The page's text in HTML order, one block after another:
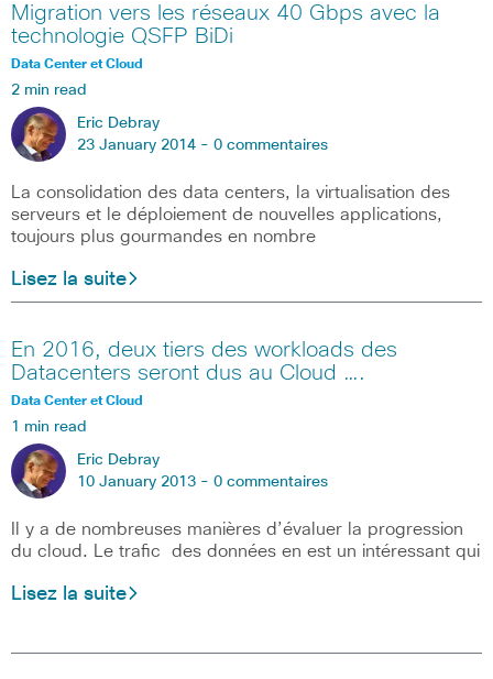
Migration vers les réseaux 40 Gbps avec la
technologie QSFP BiDi
Data Center et Cloud
2 min read
Eric Debray
23 January 2014 - 0 commentaires
La consolidation des data centers, la virtualisation des
serveurs et le déploiement de nouvelles applications,
toujours plus gourmandes en nombre
Lisez la suite
En 2016, deux tiers des workloads des
Datacenters seront dus au Cloud ….
Data Center et Cloud
1 min read
Eric Debray
10 January 2013 - 0 commentaires
Il y a de nombreuses manières d’évaluer la progression
du cloud. Le trafic des données en est un intéressant qui
Lisez la suite